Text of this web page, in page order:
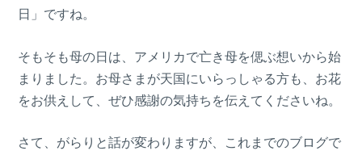
日」ですね。
そもそも母の日は、アメリカで亡き母を偲ぶ想いから始
まりました。お母さまが天国にいらっしゃる方も、お花
をお供えして、ぜひ感謝の気持ちを伝えてくださいね。
さて、がらりと話が変わりますが、これまでのブログで